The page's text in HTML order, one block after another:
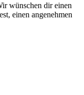
wünschen dir einen
einen angenehmen